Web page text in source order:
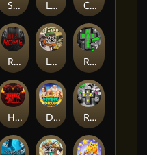
SPEAR OF ATHENA LE SANTA CHAOS CREW 3
Reign of Rome Le Bandit Rad Maxx
Hounds Of Hell Divine Drop RIP City